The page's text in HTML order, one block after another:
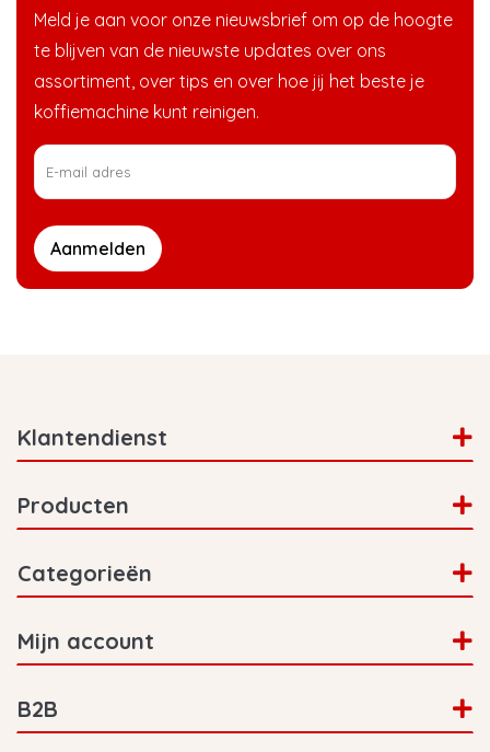
Meld je aan voor onze nieuwsbrief om op de hoogte
te blijven van de nieuwste updates over ons
assortiment, over tips en over hoe jij het beste je
koffiemachine kunt reinigen.
Aanmelden
Klantendienst
Producten
Categorieën
Mijn account
B2B